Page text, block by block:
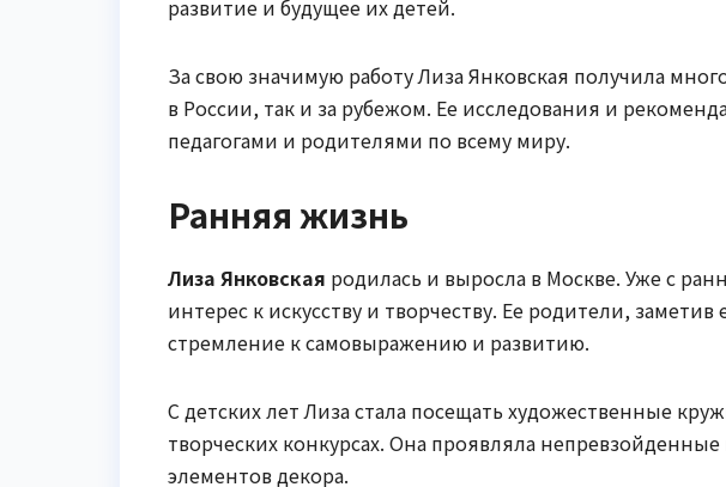
развитие и будущее их детей.
За свою значимую работу Лиза Янковская получила
в России, так и за рубежом. Ее исследования и
педагогами и родителями по всему миру.
Ранняя жизнь
Лиза Янковская родилась и выросла в Москве. Уже с
интерес к искусству и творчеству. Ее родители,
стремление к самовыражению и развитию.
С детских лет Лиза стала посещать художественные
творческих конкурсах. Она проявляла
элементов декора.